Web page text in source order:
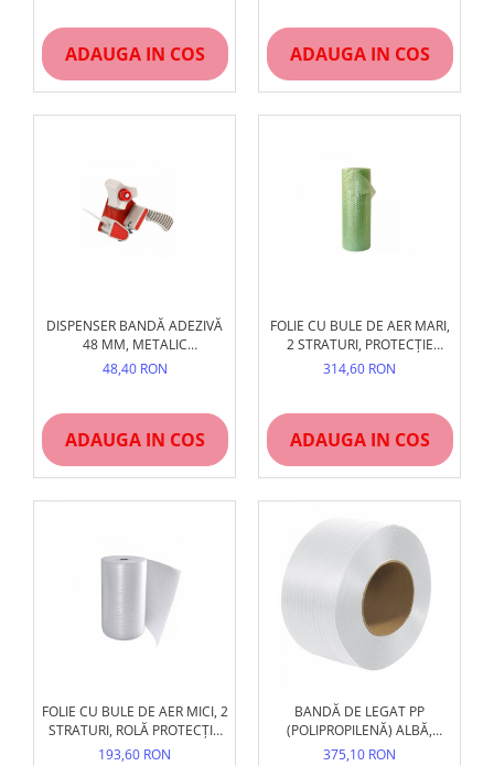
ADAUGA IN COS ADAUGA IN COS
DISPENSER BANDĂ ADEZIVĂ
48 MM, METALIC
PROFESIONAL
48,40 RON
ADAUGA IN COS
FOLIE CU BULE DE AER MARI,
2 STRATURI, PROTECȚIE
OBIECTE GRELE
314,60 RON
ADAUGA IN COS
FOLIE CU BULE DE AER MICI, 2
STRATURI, ROLĂ PROTECȚIE
FRAGILE
193,60 RON
BANDĂ DE LEGAT PP
(POLIPROPILENĂ) ALBĂ,
STRAPPING PALETIZARE
375,10 RON